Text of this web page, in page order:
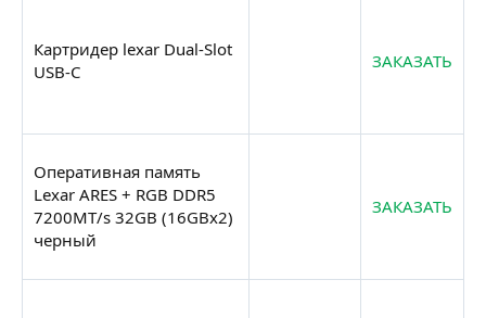
Картридер lexar Dual-Slot
USB-C
ЗАКАЗАТЬ
Оперативная память
Lexar ARES + RGB DDR5
7200MT/s 32GB (16GBx2)
черный
ЗАКАЗАТЬ